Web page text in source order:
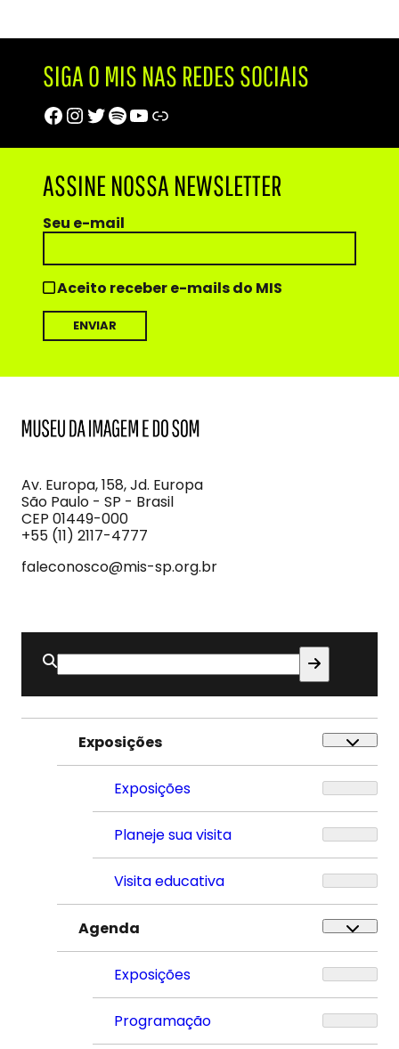
SIGA O MIS NAS REDES SOCIAIS
Facebook
Instagram
Twitter
Spotify
Youtube
Trip Advisor
ASSINE NOSSA NEWSLETTER
Seu e-mail
Aceito receber e-mails do MIS
Imagem
e
do
Som
Av. Europa, 158, Jd. Europa
São Paulo - SP - Brasil
CEP 01449-000
+55 (11) 2117-4777
faleconosco@mis-sp.org.br
Buscar
por:
Exposições
Exposições
Planeje sua visita
Visita educativa
Agenda
Exposições
Programação